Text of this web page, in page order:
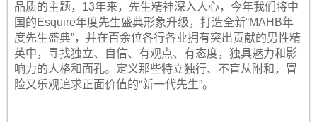
品质的主题，13年来，先生精神深入人心，今年我们将中
国的Esquire年度先生盛典形象升级，打造全新“MAHB年
度先生盛典”，并在百余位各行各业拥有突出贡献的男性精
英中，寻找独立、自信、有观点、有态度，独具魅力和影
响力的人格和面孔。定义那些特立独行、不盲从附和，冒
险又乐观追求正面价值的“新一代先生”。